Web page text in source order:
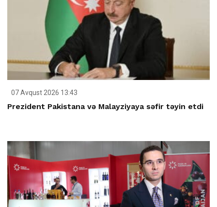
07 Avqust 2026 13:43
Prezident Pakistana və Malayziyaya səfir təyin etdi